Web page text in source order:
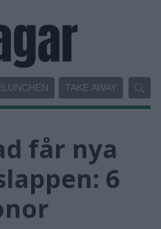
TAKE AWAY
får nya
6